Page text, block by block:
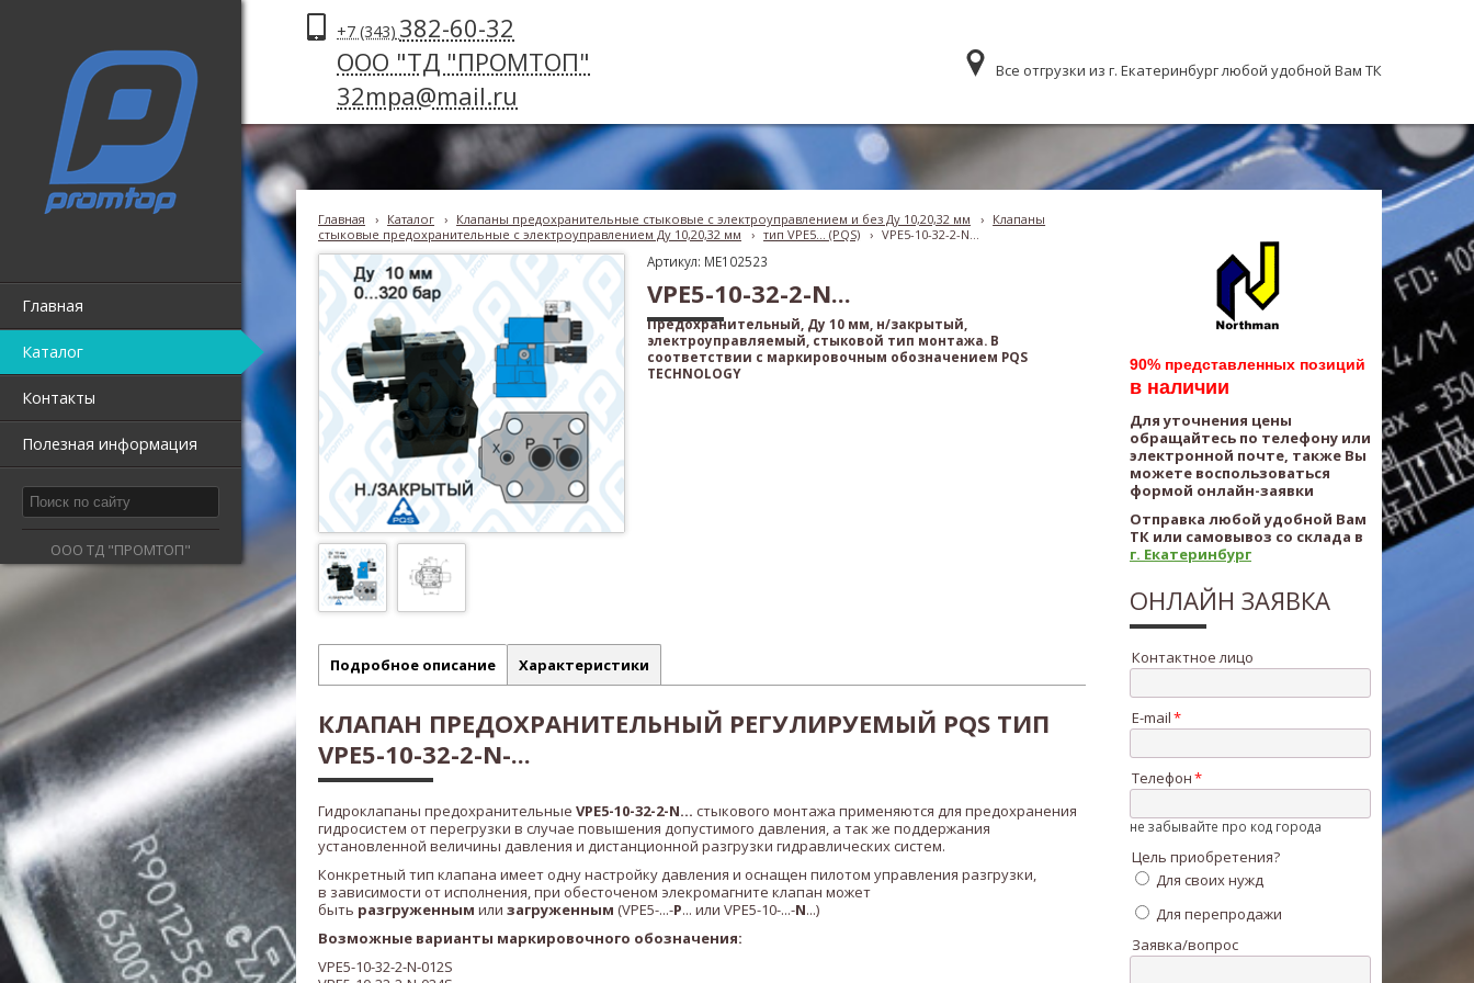
Главная
Каталог
Контакты
Полезная информация
ООО ТД "ПРОМТОП"
+7 (343) 382-60-32
ООО "ТД "ПРОМТОП"
32mpa@mail.ru
Все отгрузки из г. Екатеринбург любой удобной Вам ТК
Главная › Каталог › Клапаны предохранительные стыковые с электроуправлением и без Ду 10,20,32 мм ›
Клапаны
стыковые предохранительные с электроуправлением Ду 10,20,32 мм
› тип VPE5... (PQS) › VPE5-10-32-2-N...
Артикул: ME102523
VPE5-10-32-2-N...
Предохранительный, Ду 10 мм, н/закрытый,
электроуправляемый, стыковой тип монтажа. В
соответствии с маркировочным обозначением PQS
TECHNOLOGY
Подробное описание Характеристики
КЛАПАН ПРЕДОХРАНИТЕЛЬНЫЙ РЕГУЛИРУЕМЫЙ PQS ТИП
VPE5-10-32-2-N-...
Гидроклапаны предохранительные VPE5-10-32-2-N... стыкового монтажа применяются для предохранения
гидросистем от перегрузки в случае повышения допустимого давления, а так же поддержания
установленной величины давления и дистанционной разгрузки гидравлических систем.
Конкретный тип клапана имеет одну настройку давления и оснащен пилотом управления разгрузки,
в зависимости от исполнения, при обесточеном элекромагните клапан может
быть разгруженным или загруженным (VPE5-...-P... или VPE5-10-...-N...)
Возможные варианты маркировочного обозначения:
VPE5-10-32-2-N-012S
90% представленных позиций
в наличии
Для уточнения цены
обращайтесь по телефону или
электронной почте, также Вы
можете воспользоваться
формой онлайн-заявки
Отправка любой удобной Вам
ТК или самовывоз со склада в
г. Екатеринбург
ОНЛАЙН ЗАЯВКА
Контактное лицо
E-mail
Телефон
не забывайте про код города
Цель приобретения?
Для своих нужд
Для перепродажи
Заявка/вопрос